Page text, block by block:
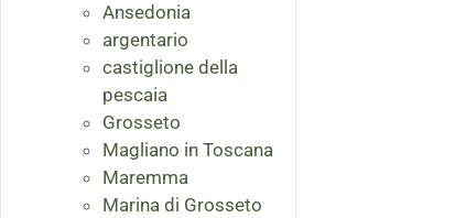
Ansedonia
argentario
castiglione della
pescaia
Grosseto
Magliano in Toscana
Maremma
Marina di Grosseto